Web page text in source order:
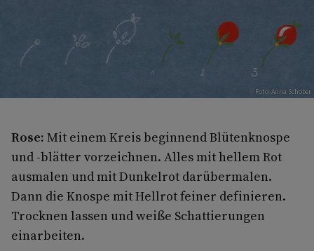
Foto: Anna Schober
Rose: Mit einem Kreis beginnend Blütenknospe
und -blätter vorzeichnen. Alles mit hellem Rot
ausmalen und mit Dunkelrot darübermalen.
Dann die Knospe mit Hellrot feiner definieren.
Trocknen lassen und weiße Schattierungen
einarbeiten.